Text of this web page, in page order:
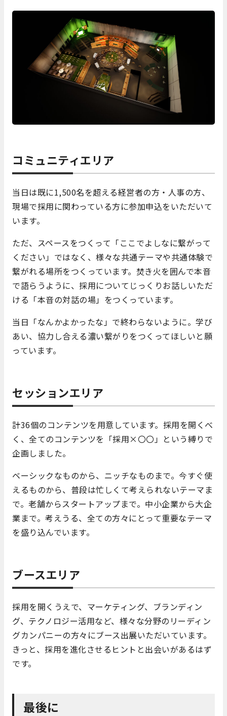
コミュニティエリア
当日は既に1,500名を超える経営者の方・人事の方、
現場で採用に関わっている方に参加申込をいただいて
います。
ただ、スペースをつくって「ここでよしなに繋がって
ください」ではなく、様々な共通テーマや共通体験で
繋がれる場所をつくっています。焚き火を囲んで本音
で語らうように、採用についてじっくりお話しいただ
ける「本音の対話の場」をつくっています。
当日「なんかよかったな」で終わらないように。学び
あい、協力し合える濃い繋がりをつくってほしいと願
っています。
セッションエリア
計36個のコンテンツを用意しています。採用を開くべ
く、全てのコンテンツを「採用×〇〇」という縛りで
企画しました。
ベーシックなものから、ニッチなものまで。今すぐ使
えるものから、普段は忙しくて考えられないテーマま
で。老舗からスタートアップまで。中小企業から大企
業まで。考えうる、全ての方々にとって重要なテーマ
を盛り込んでいます。
ブースエリア
採用を開くうえで、マーケティング、ブランディン
グ、テクノロジー活用など、様々な分野のリーディン
グカンパニーの方々にブース出展いただいています。
きっと、採用を進化させるヒントと出会いがあるはず
です。
最後に